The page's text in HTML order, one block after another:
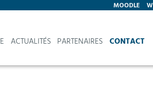
MOODLE
ACTUALITÉS PARTENAIRES CONTACT